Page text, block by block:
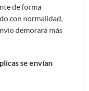
de forma
con normalidad,
demorará más
se envían